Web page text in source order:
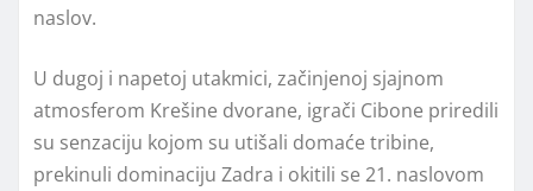
naslov.
U dugoj i napetoj utakmici, začinjenoj sjajnom
atmosferom Krešine dvorane, igrači Cibone priredili
su senzaciju kojom su utišali domaće tribine,
prekinuli dominaciju Zadra i okitili se 21. naslovom